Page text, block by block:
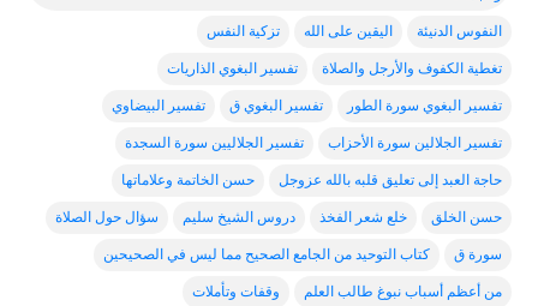
النفوس الدنيئة اليقين على الله تزكية النفس
تغطية الكفوف والأرجل والصلاة تفسير البغوي الذاريات
تفسير البغوي سورة الطور تفسير البغوي ق تفسير البيضاوي
تفسير الجلالين سورة الأحزاب تفسير الجلاليين سورة السجدة
حاجة العبد إلى تعليق قلبه بالله عزوجل حسن الخاتمة وعلاماتها
حسن الخلق خلع شعر الفخذ دروس الشيخ سليم سؤال حول الصلاة
سورة ق كتاب التوحيد من الجامع الصحيح مما ليس في الصحيحين
من أعظم أسباب نبوغ طالب العلم وقفات وتأملات